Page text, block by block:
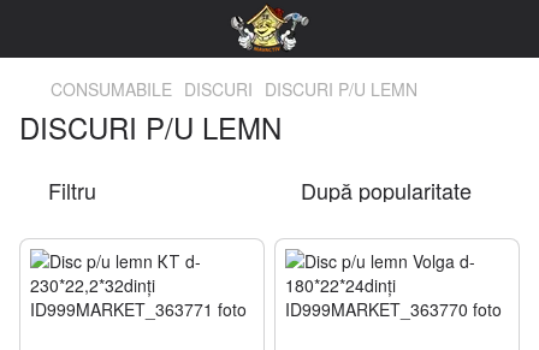
CONSUMABILE DISCURI DISCURI P/U LEMN
DISCURI P/U LEMN
Filtru După popularitate